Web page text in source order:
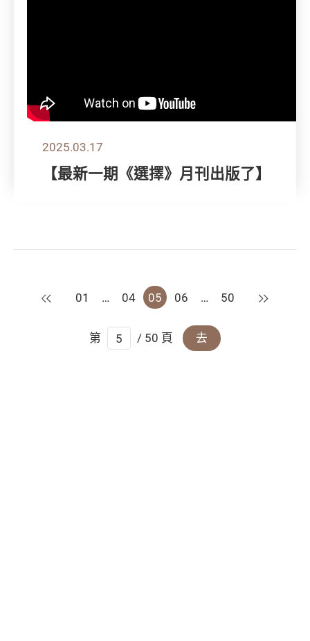
2025.03.17
【最新一期《選擇》月刊出版了】
上一頁
01 … 04 05 06 … 50 下一頁
第 / 50 頁 去